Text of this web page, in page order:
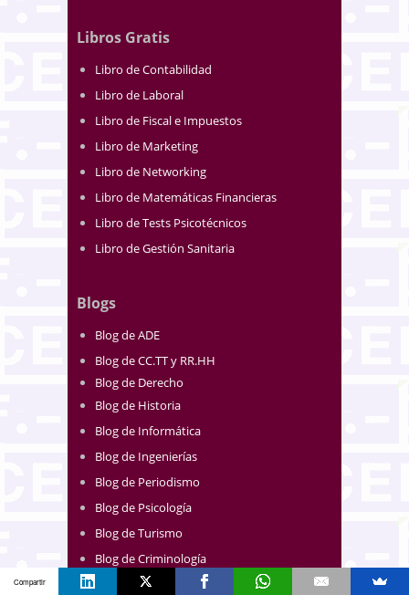
Libros Gratis
Libro de Contabilidad
Libro de Laboral
Libro de Fiscal e Impuestos
Libro de Marketing
Libro de Networking
Libro de Matemáticas Financieras
Libro de Tests Psicotécnicos
Libro de Gestión Sanitaria
Blogs
Blog de ADE
Blog de CC.TT y RR.HH
Blog de Derecho
Blog de Historia
Blog de Informática
Blog de Ingenierías
Blog de Periodismo
Blog de Psicología
Blog de Turismo
Blog de Criminología
Blog de Educación y TIC's
Compartir